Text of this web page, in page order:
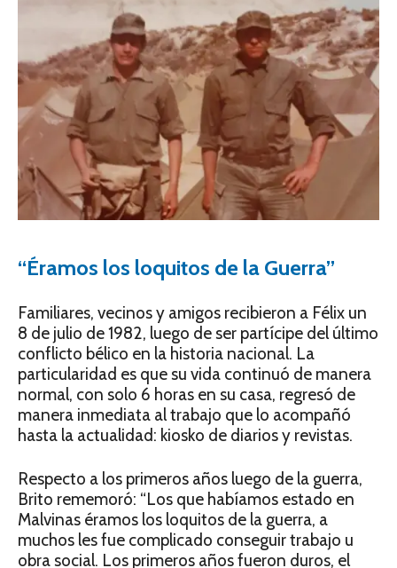
“Éramos los loquitos de la Guerra”
Familiares, vecinos y amigos recibieron a Félix un
8 de julio de 1982, luego de ser partícipe del último
conflicto bélico en la historia nacional. La
particularidad es que su vida continuó de manera
normal, con solo 6 horas en su casa, regresó de
manera inmediata al trabajo que lo acompañó
hasta la actualidad: kiosko de diarios y revistas.
Respecto a los primeros años luego de la guerra,
Brito rememoró: “Los que habíamos estado en
Malvinas éramos los loquitos de la guerra, a
muchos les fue complicado conseguir trabajo u
obra social. Los primeros años fueron duros, el